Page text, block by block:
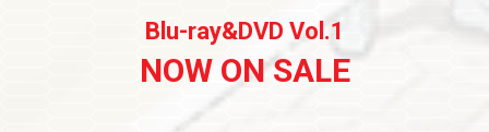
ON AIR
Blu-ray&DVD Vol.1
NOW ON SALE